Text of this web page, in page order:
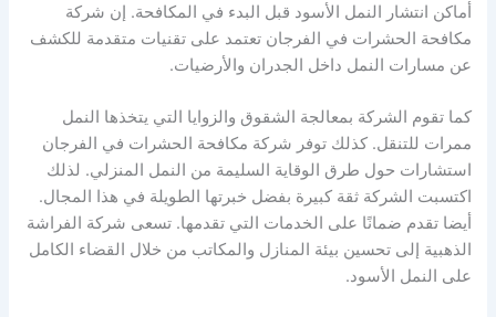
أماكن انتشار النمل الأسود قبل البدء في المكافحة. إن شركة
مكافحة الحشرات في الفرجان تعتمد على تقنيات متقدمة للكشف
عن مسارات النمل داخل الجدران والأرضيات.
كما تقوم الشركة بمعالجة الشقوق والزوايا التي يتخذها النمل
ممرات للتنقل. كذلك توفر شركة مكافحة الحشرات في الفرجان
استشارات حول طرق الوقاية السليمة من النمل المنزلي. لذلك
اكتسبت الشركة ثقة كبيرة بفضل خبرتها الطويلة في هذا المجال.
أيضا تقدم ضمانًا على الخدمات التي تقدمها. تسعى شركة الفراشة
الذهبية إلى تحسين بيئة المنازل والمكاتب من خلال القضاء الكامل
على النمل الأسود.